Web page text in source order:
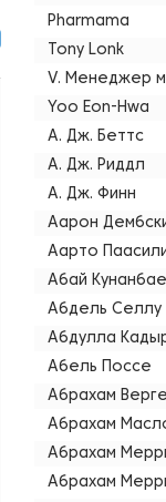
Pharmama
Tony Lonk
V. Менеджер
Yoo Eon-Hwa
А. Дж. Беттс
А. Дж. Риддл
А. Дж. Финн
Аарон
Аарто
Абай
Абдель Селлу
Абдулла
Абель Поссе
Абрахам
Абрахам
Абрахам
Абрахам